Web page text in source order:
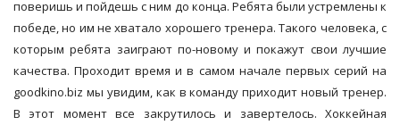
поверишь и пойдешь с ним до конца. Ребята были устремлены к
победе, но им не хватало хорошего тренера. Такого человека, с
которым ребята заиграют по-новому и покажут свои лучшие
качества. Проходит время и в самом начале первых серий на
goodkino.biz мы увидим, как в команду приходит новый тренер.
В этот момент все закрутилось и завертелось. Хоккейная